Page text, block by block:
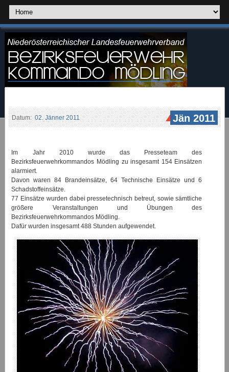
Datum: 02. Jänner 2011 Jän 2011
Im Jahr 2010 wurde das Presseteam des
Bezirksfeuerwehrkommandos Mödling zu insgesamt 154 Einsätzen
alarmiert.
Davon waren 84 Brandeinsätze, 64 Technische Einsätze und 6
Schadstoffeinsätze.
77 Einsätze wurden dabei pressetechnisch betreut, sowie sämtliche
größere Veranstaltungen und Übungen des
Bezirksfeuerwehrkommandos Mödling.
Dafür wurden insgesamt 488 Stunden aufgewendet.